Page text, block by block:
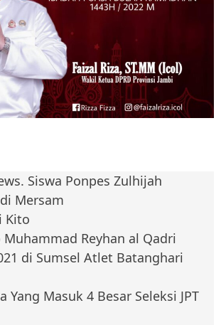
Siswa Ponpes Zulhijah
Mersam
Kito
Reyhan al Qadri
di Sumsel Atlet Batanghari
Yang Masuk 4 Besar Seleksi JPT